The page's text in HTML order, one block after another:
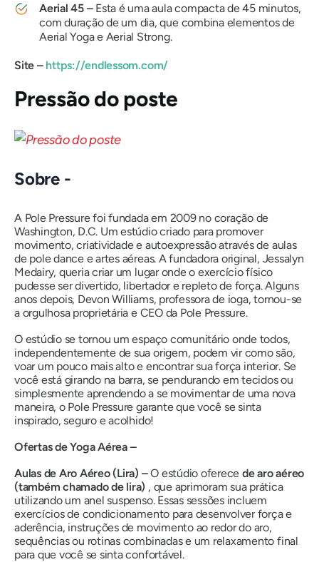
Aerial 45 – Esta é uma aula compacta de 45 minutos,
com duração de um dia, que combina elementos de
Aerial Yoga e Aerial Strong.
Site –https://endlessom.com/
Pressão do poste
Sobre -
A Pole Pressure foi fundada em 2009 no coração de
Washington, D.C. Um estúdio criado para promover
movimento, criatividade e autoexpressão através de aulas
de pole dance e artes aéreas. A fundadora original, Jessalyn
Medairy, queria criar um lugar onde o exercício físico
pudesse ser divertido, libertador e repleto de força. Alguns
anos depois, Devon Williams, professora de ioga, tornou-se
a orgulhosa proprietária e CEO da Pole Pressure.
O estúdio se tornou um espaço comunitário onde todos,
independentemente de sua origem, podem vir como são,
voar um pouco mais alto e encontrar sua força interior. Se
você está girando na barra, se pendurando em tecidos ou
simplesmente aprendendo a se movimentar de uma nova
maneira, o Pole Pressure garante que você se sinta
inspirado, seguro e acolhido!
Ofertas de Yoga Aérea –
Aulas de Aro Aéreo (Lira) –O estúdio oferece de aro aéreo
(também chamado de lira) , que aprimoram sua prática
utilizando um anel suspenso. Essas sessões incluem
exercícios de condicionamento para desenvolver força e
aderência, instruções de movimento ao redor do aro,
sequências ou rotinas combinadas e um relaxamento final
para que você se sinta confortável.